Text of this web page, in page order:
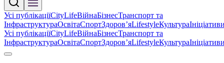
Усі публікаціїCityLifeВійнаБізнесТранспорт та
ІнфраструктураОсвітаСпортЗдоровʼяLifestyleКультура
Усі публікаціїCityLifeВійнаБізнесТранспорт та
ІнфраструктураОсвітаСпортЗдоровʼяLifestyleКультура